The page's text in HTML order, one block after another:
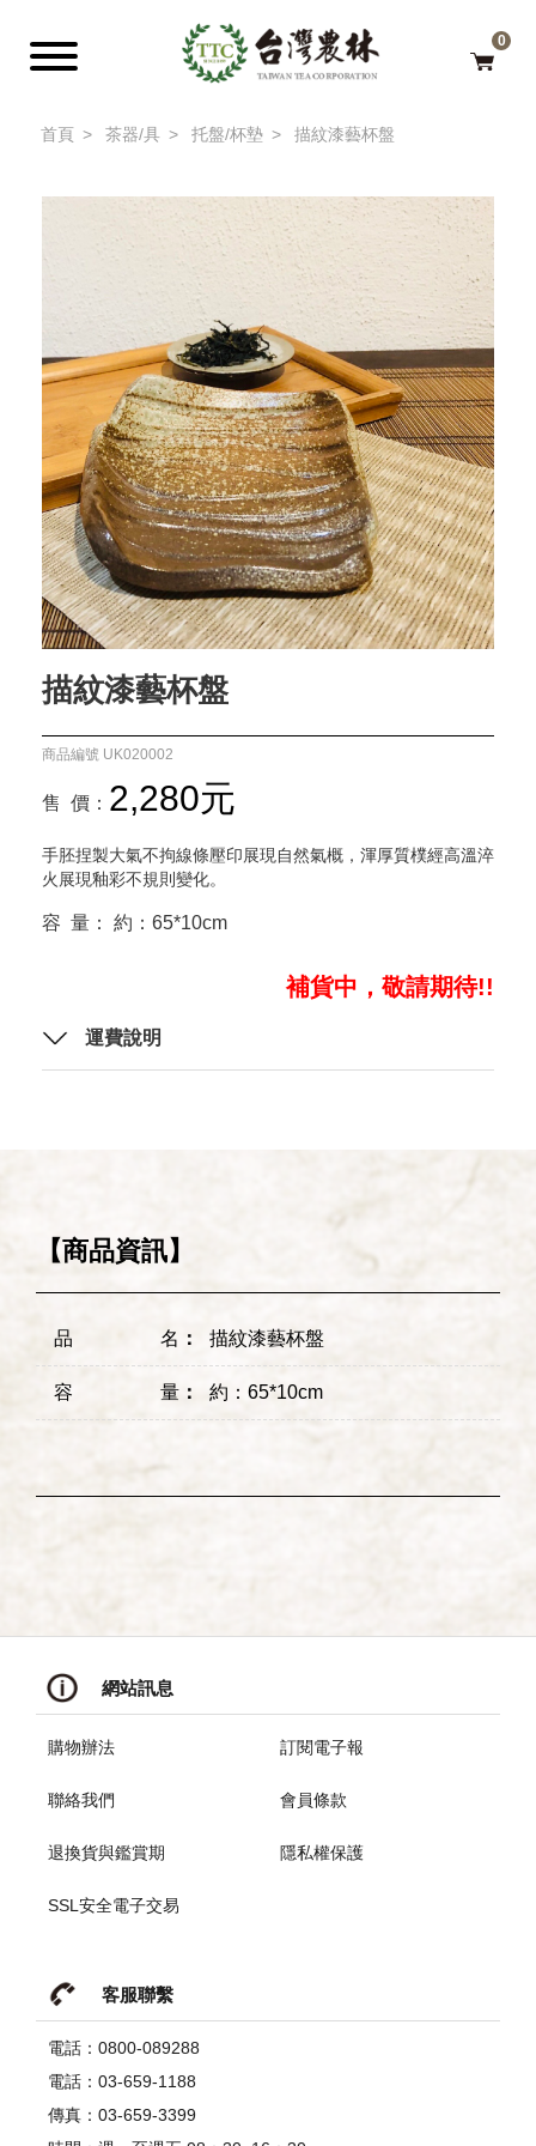
0
首頁 茶器/具 托盤/杯墊 描紋漆藝杯盤
描紋漆藝杯盤
商品編號 UK020002
售 價： 2,280元
手胚捏製大氣不拘線條壓印展現自然氣概，渾厚質樸經高溫淬
火展現釉彩不規則變化。
容 量： 約：65*10cm
補貨中，敬請期待!!
運費說明
【商品資訊】
品名 ： 描紋漆藝杯盤
容量 ： 約：65*10cm
網站訊息
購物辦法 訂閱電子報
聯絡我們 會員條款
退換貨與鑑賞期 隱私權保護
SSL安全電子交易
客服聯繫
電話：0800-089288
電話：03-659-1188
傳真：03-659-3399